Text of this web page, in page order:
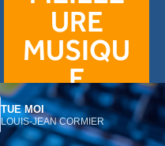
TUE MOI
LOUIS-JEAN CORMIER